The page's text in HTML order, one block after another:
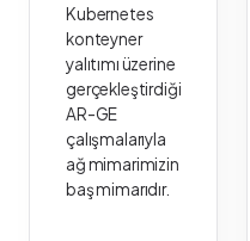
Kubernetes
konteyner
yalıtımı üzerine
gerçekleştirdiği
AR-GE
çalışmalarıyla
ağ mimarimizin
baş mimarıdır.